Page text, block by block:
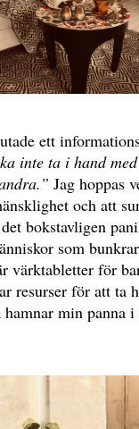
ett
inte ta i hand
Jag hoppas
och att
bokstavligen
som
värktabletter för
resurser för att ta
hamnar min panna